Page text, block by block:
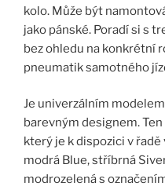
kolo. Může být
jako pánské. Poradí si s
bez ohledu na konkrétní
pneumatik samotného
Je univerzálním
barevným designem.
který je k dispozici v
modrá Blue, stříbrná
modrozelená s